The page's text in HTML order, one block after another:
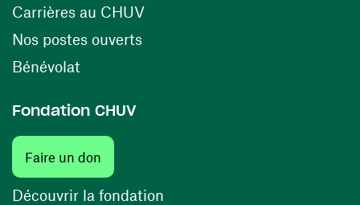
Carrières au CHUV(ouvre une nouvelle fenêtre)
Nos postes ouverts(ouvre une nouvelle fenêtre)
Bénévolat
Fondation CHUV
Faire un don
Découvrir la fondation